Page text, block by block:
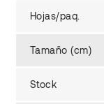
Hojas/paq.
Tamaño (cm)
Stock